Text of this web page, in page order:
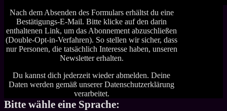
Nach dem Absenden des Formulars erhältst du eine
Bestätigungs-E-Mail. Bitte klicke auf den darin
enthaltenen Link, um das Abonnement abzuschließen
(Double-Opt-in-Verfahren). So stellen wir sicher, dass
nur Personen, die tatsächlich Interesse haben, unseren
Newsletter erhalten.
Du kannst dich jederzeit wieder abmelden. Deine
Daten werden gemäß unserer Datenschutzerklärung
verarbeitet.
Bitte wähle eine Sprache: